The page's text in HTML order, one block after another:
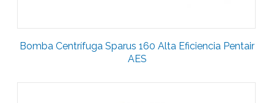
Bomba Centrífuga Sparus 160 Alta Eficiencia Pentair
AES